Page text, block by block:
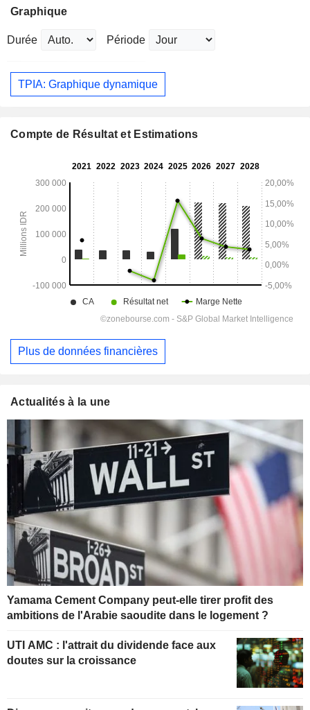
Graphique
Durée Période
TPIA: Graphique dynamique
Compte de Résultat et Estimations
Plus de données financières
Actualités à la une
Yamama Cement Company peut-elle tirer profit des
ambitions de l'Arabie saoudite dans le logement ?
UTI AMC : l'attrait du dividende face aux
doutes sur la croissance